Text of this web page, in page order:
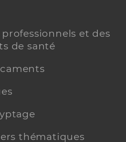
et des
de santé
thématiques